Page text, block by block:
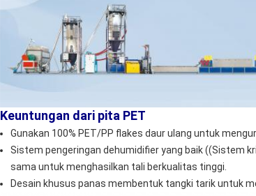
Keuntungan dari pita PET
Gunakan 100% PET/PP flakes daur ulang untuk
Sistem pengeringan dehumidifier yang baik ((Sistem
sama untuk menghasilkan tali berkualitas tinggi.
Desain khusus panas membentuk tangki tarik untuk